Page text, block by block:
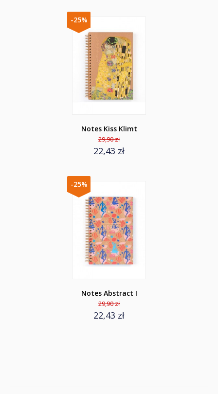
-25%
Notes Kiss Klimt
29,90 zł
22,43 zł
-25%
Notes Abstract I
29,90 zł
22,43 zł